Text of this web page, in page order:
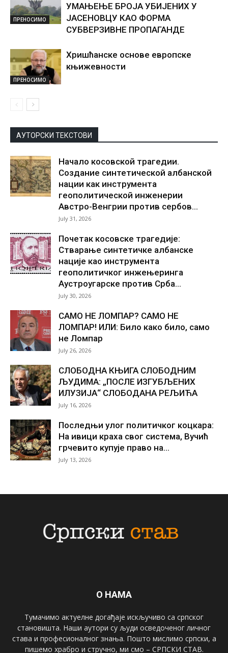
ПРЕНОСИМО
УМАЊЕЊЕ БРОЈА УБИЈЕНИХ У
ЈАСЕНОВЦУ КАО ФОРМА
СУБВЕРЗИВНЕ ПРОПАГАНДЕ
ПРЕНОСИМО
Хришћанске основе европске
књижевности
АУТОРСКИ ТЕКСТОВИ
Начало косовской трагедии.
Создание синтетической албанской
нации как инструмента
геополитической инженерии
Австро-Венгрии против сербов...
July 31, 2026
Почетак косовске трагедије:
Стварање синтетичке албанске
нације као инструмента
геополитичког инжењеринга
Аустроугарске против Срба...
July 30, 2026
САМО НЕ ЛОМПАР? САМО НЕ
ЛОМПАР! ИЛИ: Било како било, само
не Ломпар
July 26, 2026
СЛОБОДНА КЊИГА СЛОБОДНИМ
ЉУДИМА: „ПОСЛЕ ИЗГУБЉЕНИХ
ИЛУЗИЈА“ СЛОБОДАНА РЕЉИЋА
July 16, 2026
Последњи улог политичког коцкара:
На ивици краха свог система, Вучић
грчевито купује право на...
July 13, 2026
О НАМА
Тумачимо актуелне догађаје искључиво са српског
становишта. Наши аутори су људи осведоченог личног
става и професионалног знања. Пошто мислимо српски, а
пишемо храбро и стручно, ми смо – СРПСКИ СТАВ.